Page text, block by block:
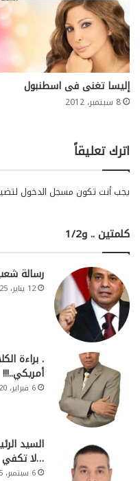
إليسا تغنى فى اسطنبول
8 سبتمبر، 2012
اترك تعليقاً
يجب أنت تكون مسجل الدخول
كلمتين .. و1/2
رسالة
12 يناير، 2025
. براءة
أمريكي..!!!
6 فبراير، 2020
السيد
…لا تكفي
6 سبتمبر، 2015